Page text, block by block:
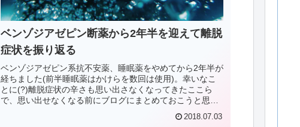
ベンゾジアゼピン断薬から2年半を迎えて離脱
症状を振り返る
ベンゾジアゼピン系抗不安薬、睡眠薬をやめてから2年半が
経ちました(前半睡眠薬はかけらを数回は使用)。幸いなこ
とに(?)離脱症状の辛さも思い出さなくなってきたここら
で、思い出せなくなる前にブログにまとめておこうと思い
2018.07.03